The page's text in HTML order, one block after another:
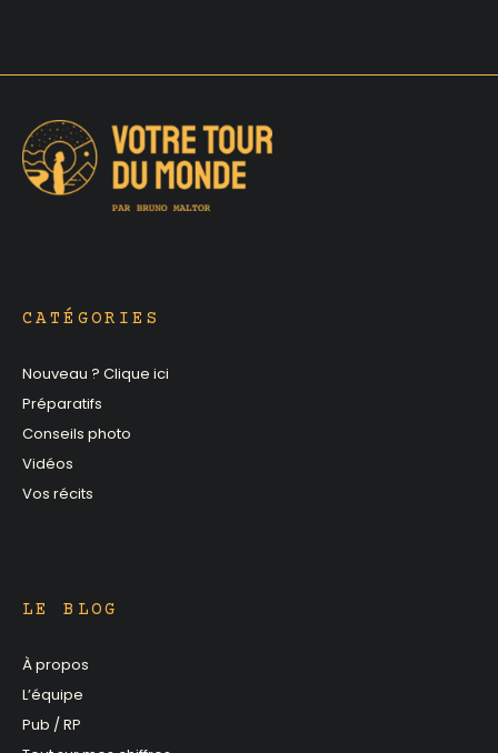
CATÉGORIES
Nouveau ? Clique ici
Préparatifs
Conseils photo
Vidéos
Vos récits
LE BLOG
À propos
L’équipe
Pub / RP